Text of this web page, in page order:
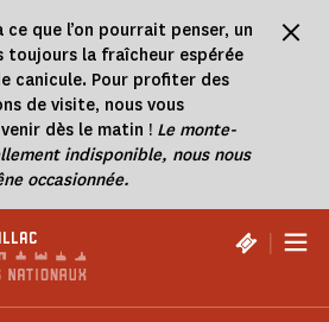
que l’on pourrait penser, un
toujours la fraîcheur espérée
canicule. Pour profiter des
de visite, nous vous
dès le matin ! Le monte-
indisponible, nous nous
occasionnée.
|